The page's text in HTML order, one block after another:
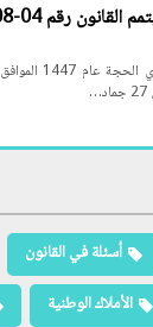
أسئلة في القانون
الأملاك الوطنية